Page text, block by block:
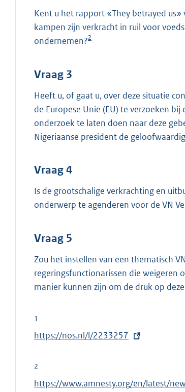
Kent u het rapport «They betrayed
kampen zijn verkracht in ruil voor
ondernemen?2
Vraag 3
Heeft u, of gaat u, over deze situatie
de Europese Unie (EU) te verzoeken
onderzoek te laten doen naar deze
Nigeriaanse president de
Vraag 4
Is de grootschalige verkrachting en
onderwerp te agenderen voor de VN
Vraag 5
Zou het instellen van een thematisch
regeringsfunctionarissen die weigeren
manier kunnen zijn om de druk op
1
E
t
https://nos.nl/l/2233257
2
E
https://www.amnesty.org/en/latest/